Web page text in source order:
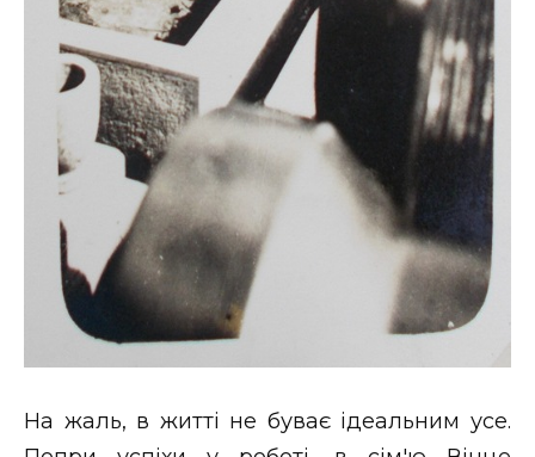
На жаль, в житті не буває ідеальним усе.